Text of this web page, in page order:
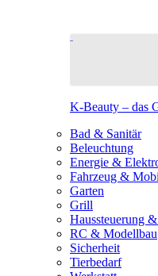
K-Beauty – das
Bad & Sanitär
Beleuchtung
Energie &
Fahrzeug &
Garten
Grill
Haussteuerung
RC & Modellbau
Sicherheit
Tierbedarf